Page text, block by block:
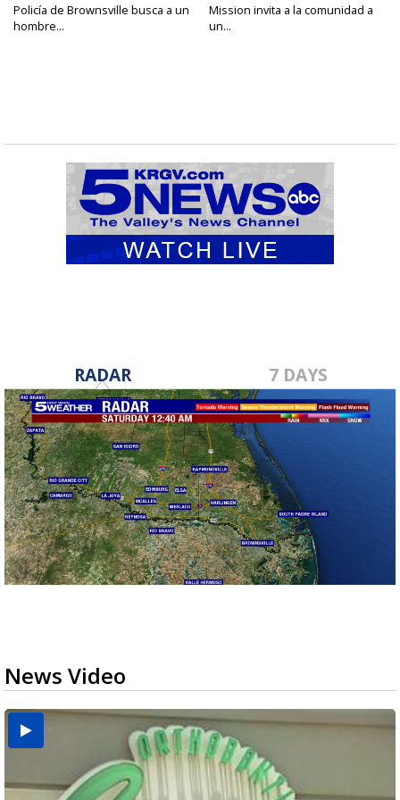
Policía de Brownsville busca a un
hombre...
Mission invita a la comunidad a
un...
RADAR 7 DAYS
News Video